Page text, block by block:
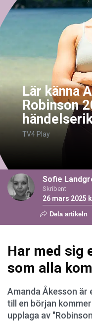
Lär känna
Robinson
TV4 Play
Sofie
Skribent
26 mars 2025
Dela artikeln
Har med sig
som alla
Amanda Åkesson är
till en början
upplaga av